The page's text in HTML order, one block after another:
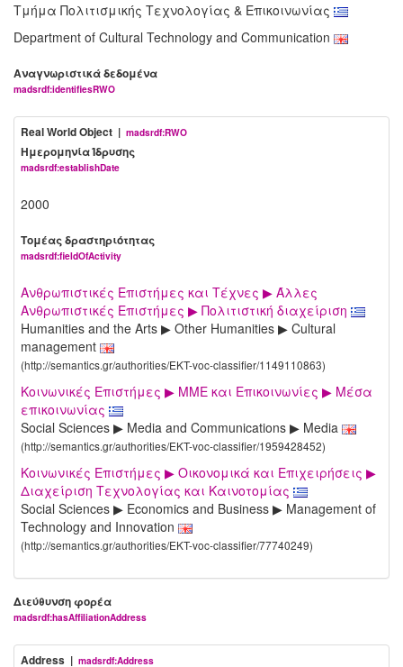
Τμήμα Πολιτισμικής Τεχνολογίας & Επικοινωνίας
Department of Cultural Technology and Communication
Αναγνωριστικά δεδομένα
madsrdf:identifiesRWO
Real World Object | madsrdf:RWO
Ημερομηνία Ίδρυσης
madsrdf:establishDate
2000
Τομέας δραστηριότητας
madsrdf:fieldOfActivity
Ανθρωπιστικές Επιστήμες και Τέχνες ▶ Άλλες
Ανθρωπιστικές Επιστήμες ▶ Πολιτιστική διαχείριση
Humanities and the Arts ▶ Other Humanities ▶ Cultural
management
(http://semantics.gr/authorities/EKT-voc-classifier/1149110863)
Κοινωνικές Επιστήμες ▶ ΜΜΕ και Επικοινωνίες ▶ Μέσα
επικοινωνίας
Social Sciences ▶ Media and Communications ▶ Media
(http://semantics.gr/authorities/EKT-voc-classifier/1959428452)
Κοινωνικές Επιστήμες ▶ Οικονομικά και Επιχειρήσεις ▶
Διαχείριση Τεχνολογίας και Καινοτομίας
Social Sciences ▶ Economics and Business ▶ Management of
Technology and Innovation
(http://semantics.gr/authorities/EKT-voc-classifier/77740249)
Διεύθυνση φορέα
madsrdf:hasAffiliationAddress
Address | madsrdf:Address